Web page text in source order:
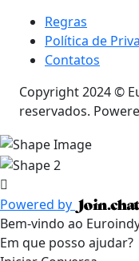
Regras
Política de
Contatos
Copyright 2024 ©
reservados.
Powered by
Bem-vindo ao
Em que posso ajudar?